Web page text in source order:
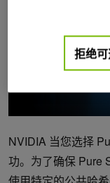
NVIDIA 当您选择
功。为了确保 Pure
拒绝